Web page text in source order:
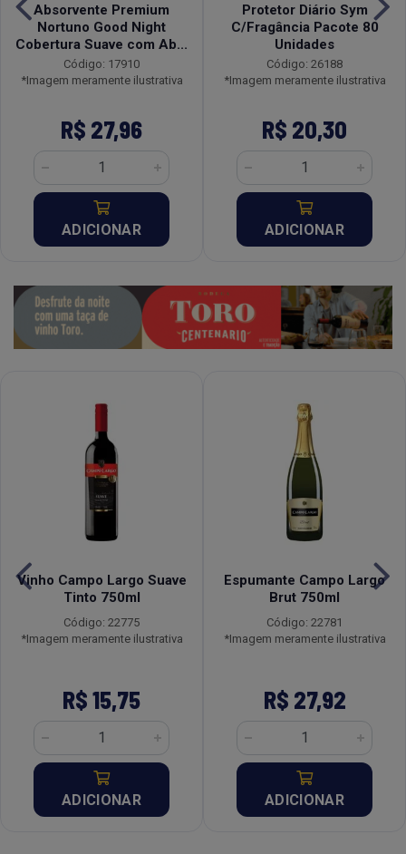
Absorvente Premium
Nortuno Good Night
Cobertura Suave com Ab...
Código: 17910
*Imagem meramente ilustrativa
R$ 27,96
ADICIONAR
Protetor Diário Sym
C/Fragância Pacote 80
Unidades
Código: 26188
*Imagem meramente ilustrativa
R$ 20,30
ADICIONAR
Vinho Campo Largo Suave
Tinto 750ml
Código: 22775
*Imagem meramente ilustrativa
R$ 15,75
ADICIONAR
Espumante Campo Largo
Brut 750ml
Código: 22781
*Imagem meramente ilustrativa
R$ 27,92
ADICIONAR